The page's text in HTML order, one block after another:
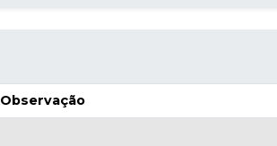
Observação